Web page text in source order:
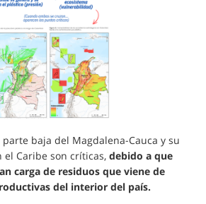
baja del Magdalena-Cauca y su
Caribe son críticas, debido a que
carga de residuos que viene de
del interior del país.